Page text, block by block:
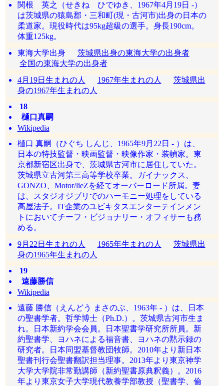
関根 英之（せきね ひでゆき、1967年4月19日 -）
は茨城県の猿島郡・三和町(現・古河市)出身の日本の
柔道家。現役時代は95kg超級の選手。身長190cm。
体重125kg。
東海大学出身 茨城県出身の東海大学の出身者
全国の東海大学の出身者
4月19日生まれの人
1967年生まれの人
茨城県出
身の1967年生まれの人
18
樋口真嗣
Wikipedia
樋口 真嗣（ひぐち しんじ、1965年9月22日 - ）は、
日本の特技監督・映画監督・映像作家・装幀家。東
京都新宿区出身で、茨城県古河市に居住していた。
茨城県立古河第三高等学校卒業。ガイナックス、
GONZO、Motor/lieZを経てオーバーロード所属。妻
は、スタジオジブリでのハーモニー処理をしている
高屋法子。IT企業のユビキタスエンターテインメン
トにおいてチーフ・ビジョナリー・オフィサーも務
める。
9月22日生まれの人
1965年生まれの人
茨城県出
身の1965年生まれの人
19
遠藤勝信
Wikipedia
遠藤 勝信（えんどう まさのぶ、1963年 - ）は、日本
の聖書学者。哲学博士（Ph.D.）。茨城県古河市生ま
れ。日本新約学会会員。日本聖書学研究所所員。新
約聖書学、ヨハネによる福音書、ヨハネの黙示録の
研究者。日本同盟基督教団牧師。2010年より新日本
聖書刊行会聖書翻訳担当理事。2013年より東京神学
大学大学院非常勤講師（新約聖書原典釈義）。2016
年より東京女子大学現代教養学部教授（聖書学、倫